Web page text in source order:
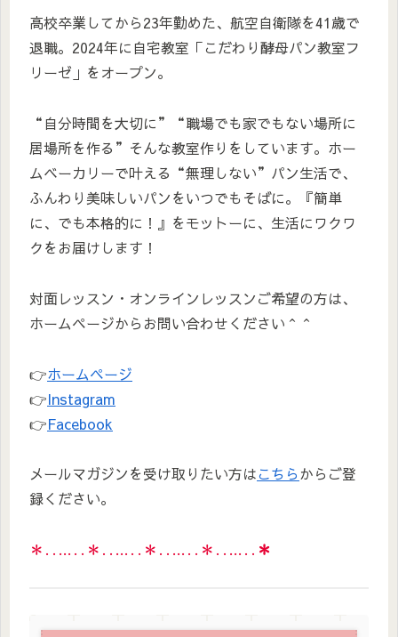
高校卒業してから23年勤めた、航空自衛隊を41歳で
退職。2024年に自宅教室「こだわり酵母パン教室フ
リーゼ」をオープン。
“自分時間を大切に”“職場でも家でもない場所に
居場所を作る”そんな教室作りをしています。ホー
ムベーカリーで叶える“無理しない”パン生活で、
ふんわり美味しいパンをいつでもそばに。『簡単
に、でも本格的に！』をモットーに、生活にワクワ
クをお届けします！
対面レッスン・オンラインレッスンご希望の方は、
ホームページからお問い合わせください＾＾
👉ホームページ
👉Instagram
👉Facebook
メールマガジンを受け取りたい方はこちら からご登
録ください。
＊‥…‥＊‥…‥＊‥…‥＊‥…‥ ＊